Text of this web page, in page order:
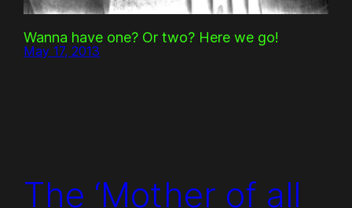
Wanna have one? Or two? Here we go!
May 17, 2013
The ‘Mother of all